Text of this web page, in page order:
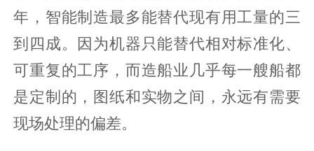
年，智能制造最多能替代现有用工量的三
到四成。因为机器只能替代相对标准化、
可重复的工序，而造船业几乎每一艘船都
是定制的，图纸和实物之间，永远有需要
现场处理的偏差。